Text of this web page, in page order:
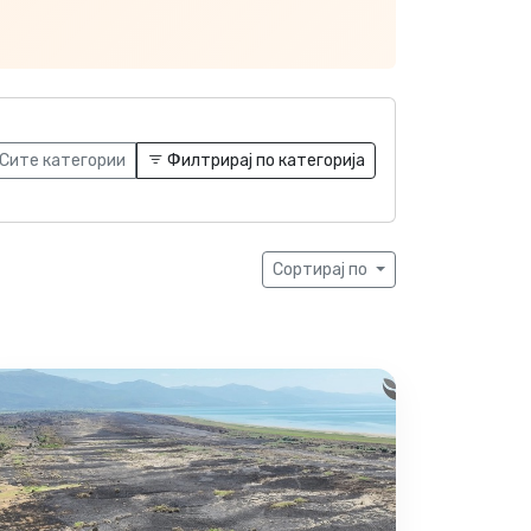
Сите категории Филтрирај по категорија
Сортирај по